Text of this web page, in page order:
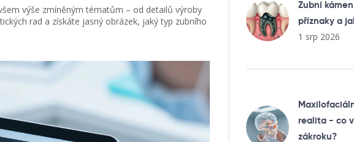
výše zmíněným tématům – od detailů výroby
rad a získáte jasný obrázek, jaký typ zubního
Zubní
příznaky a
1 srp 2026
realita - co
zákroku?